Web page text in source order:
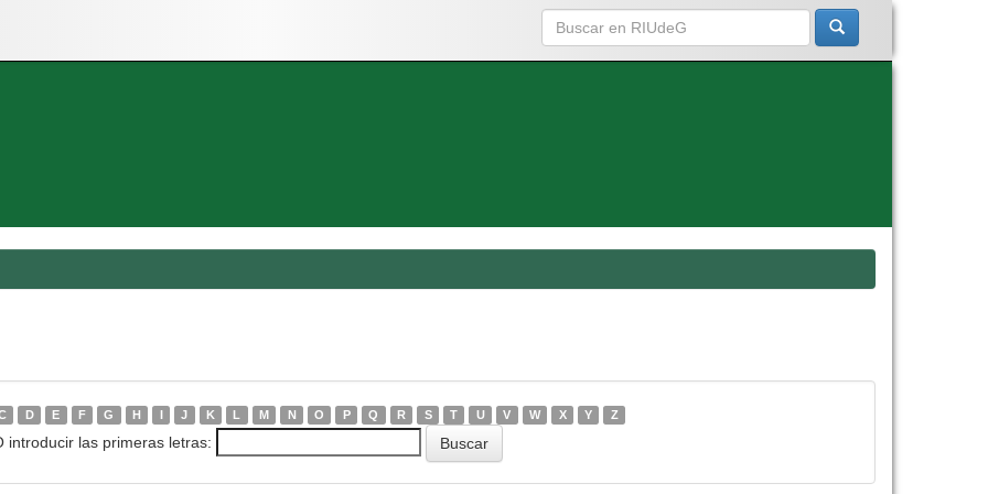
D E F G H I J K L M N O P Q R S T U V W X Y Z
introducir las primeras letras: